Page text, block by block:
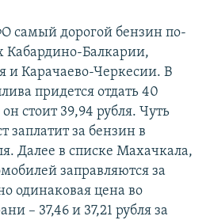
самый дорогой бензин по-
Кабардино-Балкарии,
и Карачаево-Черкесии. В
придется отдать 40
стоит 39,94 рубля. Чуть
заплатит за бензин в
Далее в списке Махачкала,
заправляются за
одинаковая цена во
– 37,46 и 37,21 рубля за